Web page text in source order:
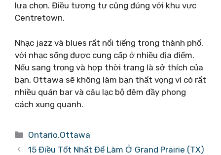
lựa chọn. Điều tương tự cũng đúng với khu vực
Centretown.
Nhạc jazz và blues rất nổi tiếng trong thành phố,
với nhạc sống được cung cấp ở nhiều địa điểm.
Nếu sang trọng và hợp thời trang là sở thích của
bạn, Ottawa sẽ không làm bạn thất vọng vì có rất
nhiều quán bar và câu lạc bộ đêm đầy phong
cách xung quanh.
Danh
mục
Ontario,Ottawa
15 Điều Tốt Nhất Để Làm Ở Grand Prairie (TX)